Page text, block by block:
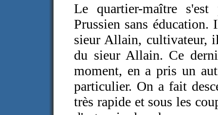
Le quartier-maître
Prussien sans
sieur Allain, cultivateur,
du sieur Allain. Ce
moment, en a pris un
particulier. On a fait
très rapide et sous les